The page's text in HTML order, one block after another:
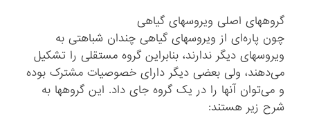
گروههای اصلی ویروسهای گیاهی
چون پاره‌ای از ویروسهای گیاهی چندان شباهتی به
ویروسهای دیگر ندارند، بنابراین گروه مستقلی را تشکیل
می‌دهند، ولی بعضی دیگر دارای خصوصیات مشترک بوده
و می‌توان آنها را در یک گروه جای داد. این گروهها به
شرح زیر هستند: